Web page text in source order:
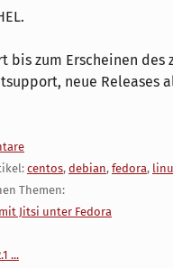
bis zum Erscheinen
neue Releases
centos, debian, fedora,
Themen:
Jitsi unter Fedora
...